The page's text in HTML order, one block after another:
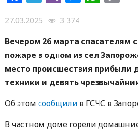
27.03.2025
3 374
Вечером 26 марта спасателям
пожаре в одном из сел
место происшествия прибыли
техники и девять
Об этом сообщили в ГСЧС в
В частном доме горели